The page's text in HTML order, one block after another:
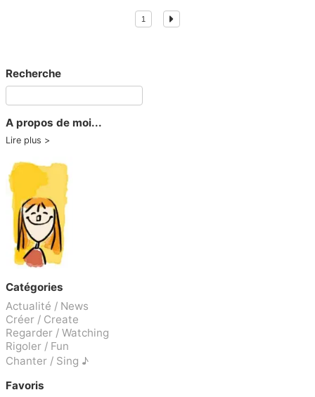
1
Recherche
A propos de moi...
Lire plus
Catégories
Actualité / News
Créer / Create
Regarder / Watching
Rigoler / Fun
Chanter / Sing ♪
Favoris